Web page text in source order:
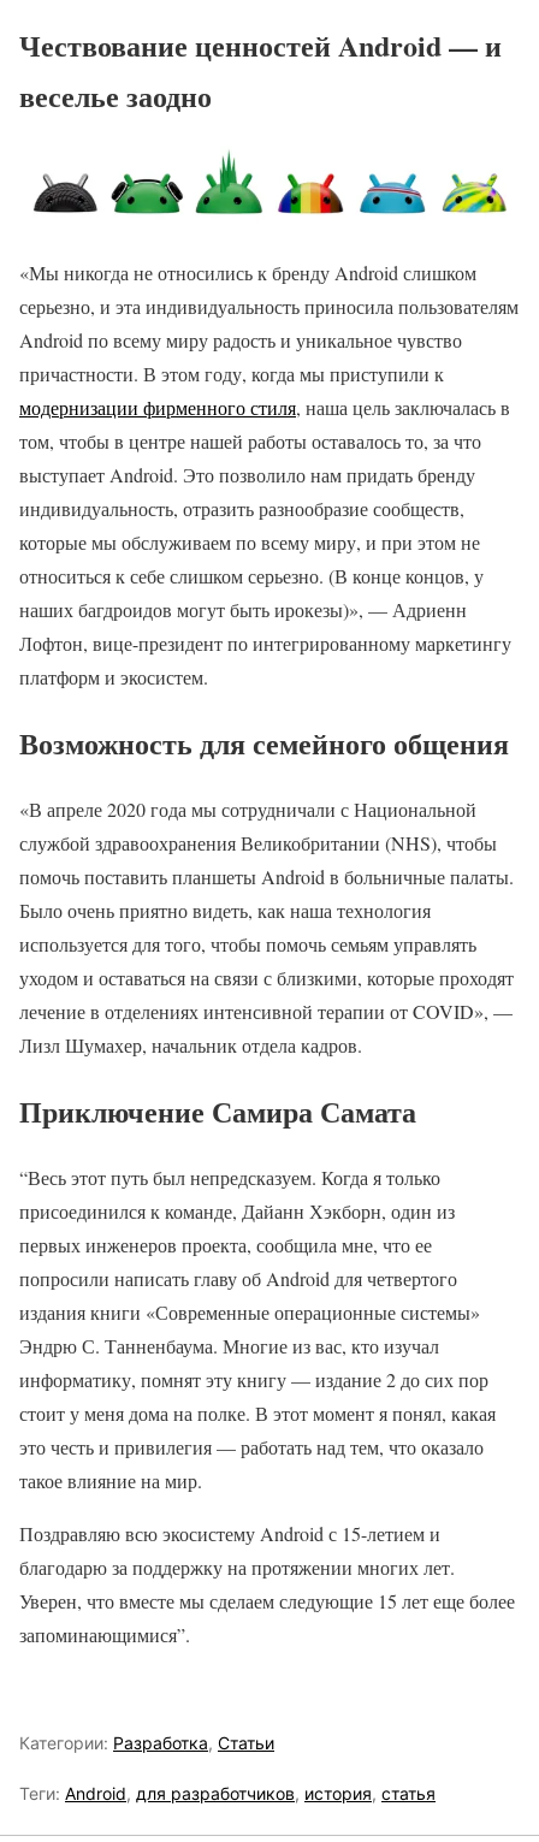
Чествование ценностей Android — и
веселье заодно
«Мы никогда не относились к бренду Android слишком
серьезно, и эта индивидуальность приносила пользователям
Android по всему миру радость и уникальное чувство
причастности. В этом году, когда мы приступили к
модернизации фирменного стиля, наша цель заключалась в
том, чтобы в центре нашей работы оставалось то, за что
выступает Android. Это позволило нам придать бренду
индивидуальность, отразить разнообразие сообществ,
которые мы обслуживаем по всему миру, и при этом не
относиться к себе слишком серьезно. (В конце концов, у
наших багдроидов могут быть ирокезы)», — Адриенн
Лофтон, вице-президент по интегрированному маркетингу
платформ и экосистем.
Возможность для семейного общения
«В апреле 2020 года мы сотрудничали с Национальной
службой здравоохранения Великобритании (NHS), чтобы
помочь поставить планшеты Android в больничные палаты.
Было очень приятно видеть, как наша технология
используется для того, чтобы помочь семьям управлять
уходом и оставаться на связи с близкими, которые проходят
лечение в отделениях интенсивной терапии от COVID», —
Лизл Шумахер, начальник отдела кадров.
Приключение Самира Самата
“Весь этот путь был непредсказуем. Когда я только
присоединился к команде, Дайанн Хэкборн, один из
первых инженеров проекта, сообщила мне, что ее
попросили написать главу об Android для четвертого
издания книги «Современные операционные системы»
Эндрю С. Танненбаума. Многие из вас, кто изучал
информатику, помнят эту книгу — издание 2 до сих пор
стоит у меня дома на полке. В этот момент я понял, какая
это честь и привилегия — работать над тем, что оказало
такое влияние на мир.
Поздравляю всю экосистему Android с 15-летием и
благодарю за поддержку на протяжении многих лет.
Уверен, что вместе мы сделаем следующие 15 лет еще более
запоминающимися”.
Категории: Разработка, Статьи
Теги: Android, для разработчиков, история, статья